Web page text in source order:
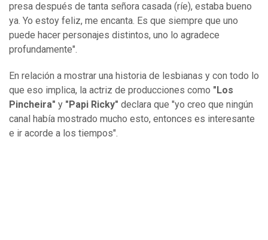
presa después de tanta señora casada (ríe), estaba bueno
ya. Yo estoy feliz, me encanta. Es que siempre que uno
puede hacer personajes distintos, uno lo agradece
profundamente".
En relación a mostrar una historia de lesbianas y con todo lo
que eso implica, la actriz de producciones como "Los
Pincheira" y "Papi Ricky" declara que "yo creo que ningún
canal había mostrado mucho esto, entonces es interesante
e ir acorde a los tiempos".